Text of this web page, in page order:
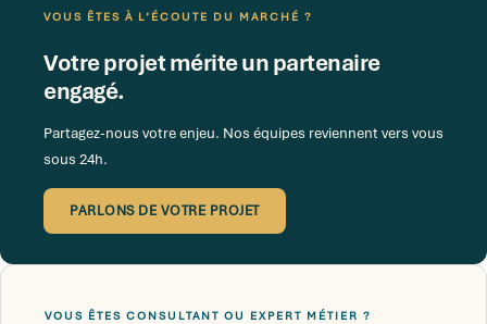
VOUS ÊTES À L’ÉCOUTE DU MARCHÉ ?
Votre projet mérite un partenaire
engagé.
Partagez-nous votre enjeu. Nos équipes reviennent vers vous
sous 24h.
PARLONS DE VOTRE PROJET
VOUS ÊTES CONSULTANT OU EXPERT MÉTIER ?